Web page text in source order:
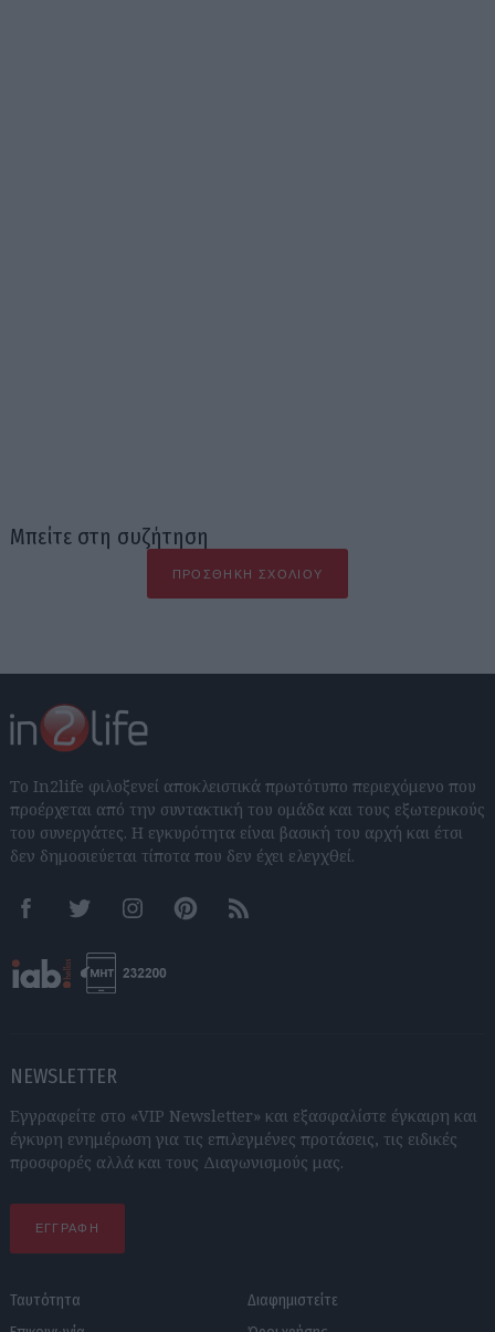
Μπείτε στη συζήτηση
ΠΡΟΣΘΉΚΗ ΣΧΟΛΊΟΥ
Το In2life φιλοξενεί αποκλειστικά πρωτότυπο περιεχόμενο που
προέρχεται από την συντακτική του ομάδα και τους εξωτερικούς
του συνεργάτες. Η εγκυρότητα είναι βασική του αρχή και έτσι
δεν δημοσιεύεται τίποτα που δεν έχει ελεγχθεί.
FacebookTwitter InstagramPinterestRSS feeds
NEWSLETTER
Εγγραφείτε στο «VIP Newsletter» και εξασφαλίστε έγκαιρη και
έγκυρη ενημέρωση για τις επιλεγμένες προτάσεις, τις ειδικές
προσφορές αλλά και τους Διαγωνισμούς μας.
ΕΓΓΡΑΦΗ
Ταυτότητα
Διαφημιστείτε